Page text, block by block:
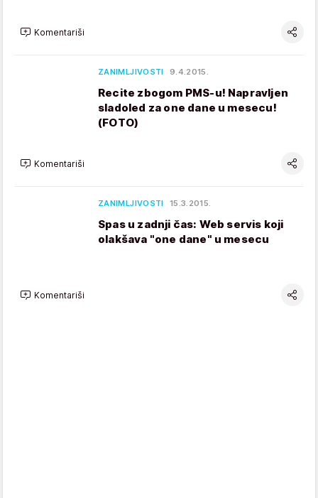
Komentariši
ZANIMLJIVOSTI 9.4.2015.
Recite zbogom PMS-u! Napravljen
sladoled za one dane u mesecu!
(FOTO)
Komentariši
ZANIMLJIVOSTI 15.3.2015.
Spas u zadnji čas: Web servis koji
olakšava "one dane" u mesecu
Komentariši